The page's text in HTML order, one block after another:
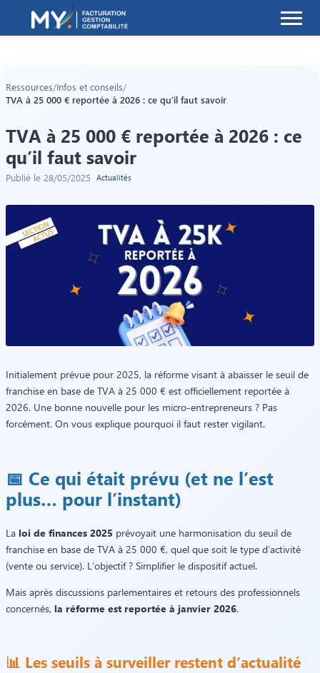
Ressources/Infos et conseils/
TVA à 25 000 € reportée à 2026 : ce qu’il faut savoir
TVA à 25 000 € reportée à 2026 : ce
qu’il faut savoir
Publié le 28/05/2025 Actualités
Initialement prévue pour 2025, la réforme visant à abaisser le seuil de
franchise en base de TVA à 25 000 € est officiellement reportée à
2026. Une bonne nouvelle pour les micro-entrepreneurs ? Pas
forcément. On vous explique pourquoi il faut rester vigilant.
📅 Ce qui était prévu (et ne l’est
plus… pour l’instant)
La loi de finances 2025 prévoyait une harmonisation du seuil de
franchise en base de TVA à 25 000 €, quel que soit le type d’activité
(vente ou service). L’objectif ? Simplifier le dispositif actuel.
Mais après discussions parlementaires et retours des professionnels
concernés, la réforme est reportée à janvier 2026.
📊 Les seuils à surveiller restent d’actualité